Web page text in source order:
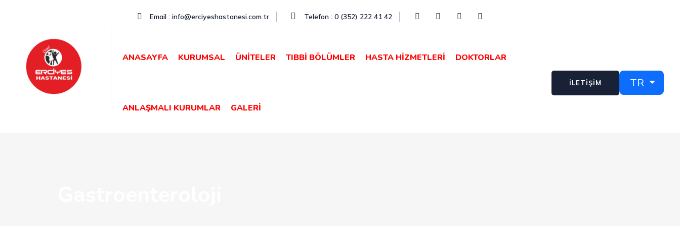
Email : info@erciyeshastanesi.com.tr Telefon : 0 (352) 222 41 42
ANASAYFA KURUMSAL ÜNİTELER TIBBİ BÖLÜMLER HASTA HİZMETLERİ DOKTORLAR
ANLAŞMALI KURUMLAR GALERİ
İLETİŞİM TR